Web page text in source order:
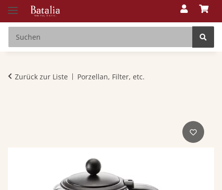
Zurück zur Liste Porzellan, Filter, etc.